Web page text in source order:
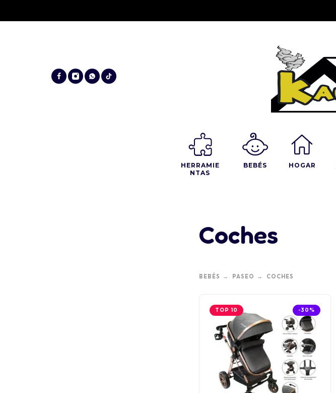
HERRAMIE
NTAS
BEBÉS HOGAR
Coches
BEBÉS PASEO COCHES
-30%
TOP 10